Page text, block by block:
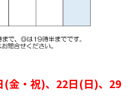
(金・祝)、22日(日)、29